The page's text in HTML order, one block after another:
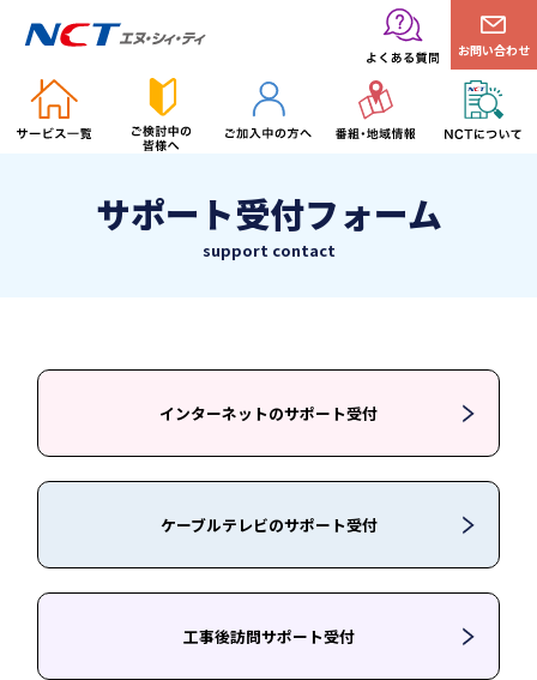
お問い合わせ
サポート受付フォーム
support contact
インターネットのサポート受付
ケーブルテレビのサポート受付
工事後訪問サポート受付